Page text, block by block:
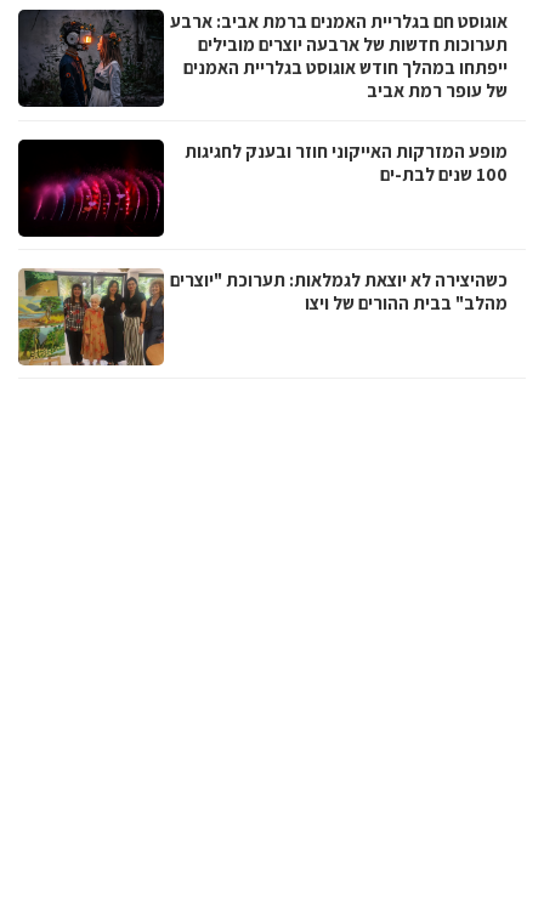
אוגוסט חם בגלריית האמנים ברמת אביב: ארבע
תערוכות חדשות של ארבעה יוצרים מובילים
ייפתחו במהלך חודש אוגוסט בגלריית האמנים
של עופר רמת אביב
מופע המזרקות האייקוני חוזר ובענק לחגיגות
100 שנים לבת-ים
כשהיצירה לא יוצאת לגמלאות: תערוכת "יוצרים
מהלב" בבית ההורים של ויצו